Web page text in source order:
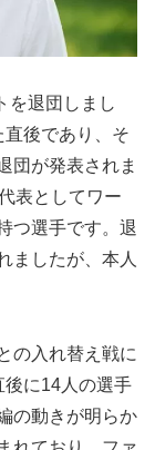
を退団しまし
後であり、そ
団が発表されま
表としてワー
つ選手です。退
ましたが、本人
の入れ替え戦に
後に14人の選手
の動きが明らか